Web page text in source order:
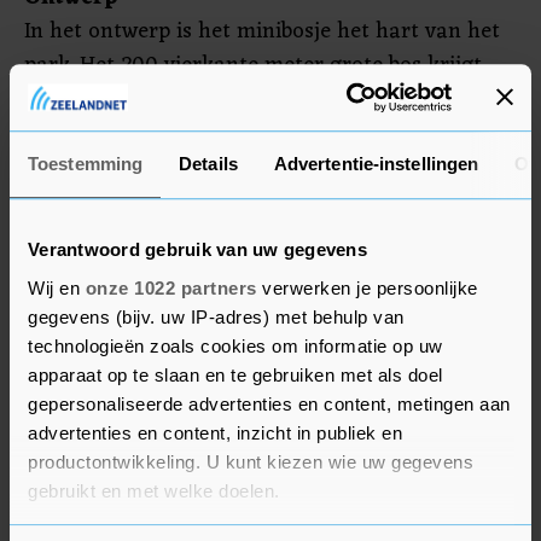
Toestemming Details Advertentie-instellingen
Verantwoord gebruik van uw gegevens
Wij en onze 1022 partners verwerken je persoonlijke
gegevens (bijv. uw IP-adres) met behulp van
technologieën zoals cookies om informatie op uw
apparaat op te slaan en te gebruiken met als doel
gepersonaliseerde advertenties en content, metingen aan
advertenties en content, inzicht in publiek en
productontwikkeling. U kunt kiezen wie uw gegevens
gebruikt en met welke doelen.
In het ontwerp is het minibosje het hart van het
park. Het 200 vierkante meter grote bos krijgt
één ingang, een pad van houtsnippers en een
buitenlokaal. Het bos wordt aangeplant volgens
het principe Tiny Forest, waarbij veel
verschillende soorten inheemse bomen en
struiken dicht op elkaar worden aangeplant. In
de omliggende groenzone komt een pad, een
bankje en een klimboom. Langs de trottoirs
komen vaste planten en struiken, waarbij gelet
wordt op de diversiteit van de planten en hun
betekenis voor dieren zoals vlinders en vogels.
Het park wordt daarnaast zo ingericht dat het bij
extreme neerslag gebruikt kan worden als buffer
om de omliggende straten droog te houden.